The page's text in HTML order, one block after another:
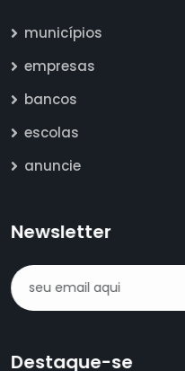
municípios
empresas
bancos
escolas
anuncie
Newsletter
Destaque-se